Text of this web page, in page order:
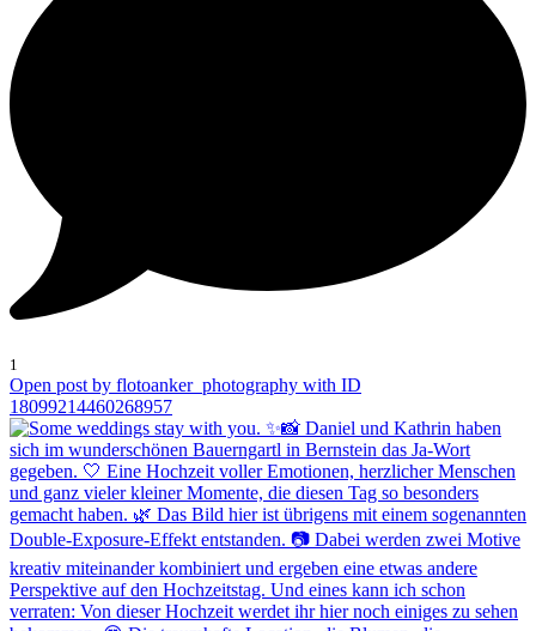
1
Open post by flotoanker_photography with ID
18099214460268957